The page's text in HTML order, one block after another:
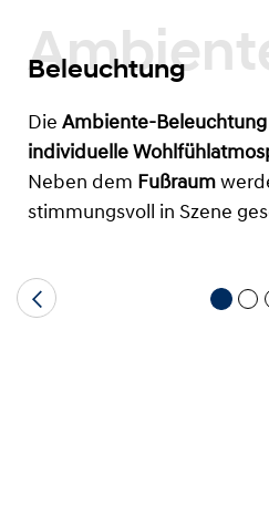
Ambiente
Beleuchtung
Die Ambiente-Beleuchtung
individuelle
Neben dem Fußraum
stimmungsvoll in Szene